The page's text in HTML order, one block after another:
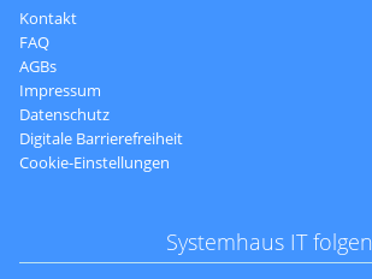
Navigation
überspringen
Kontakt
FAQ
AGBs
Impressum
Datenschutz
Digitale Barrierefreiheit
Cookie-Einstellungen
Systemhaus IT folgen